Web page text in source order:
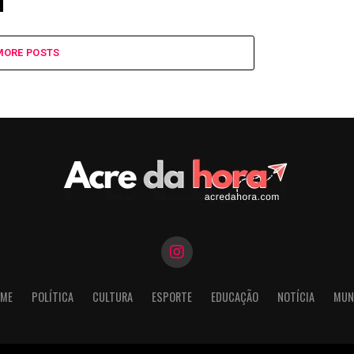
POSTS
POLÍTICA CULTURA ESPORTE EDUCAÇÃO NOTÍCIA